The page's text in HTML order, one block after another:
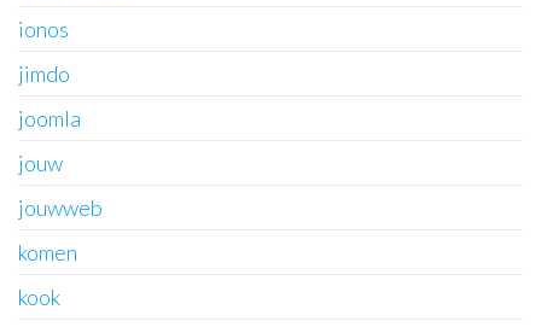
ionos
jimdo
joomla
jouw
jouwweb
komen
kook